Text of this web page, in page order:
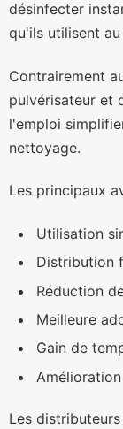
désinfecter
qu'ils utilisent
Contrairement
pulvérisateur et
l'emploi
nettoyage.
Les principaux
Utilisation
Distribution
Réduction
Meilleure
Gain de
Les